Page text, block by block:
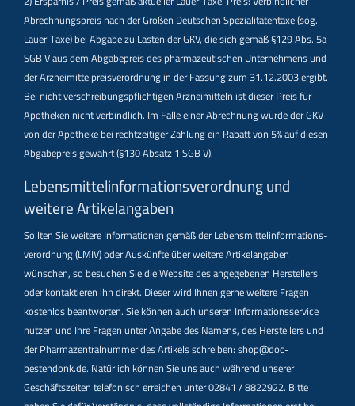
Abrechnungspreis nach der Großen Deutschen Spezialitätentaxe (sog.
Lauer-Taxe) bei Abgabe zu Lasten der GKV, die sich gemäß §129 Abs. 5a
SGB V aus dem Abgabepreis des pharmazeutischen Unternehmens und
der Arzneimittelpreisverordnung in der Fassung zum 31.12.2003 ergibt.
Bei nicht verschreibungspflichtigen Arzneimitteln ist dieser Preis für
Apotheken nicht verbindlich. Im Falle einer Abrechnung würde der GKV
von der Apotheke bei rechtzeitiger Zahlung ein Rabatt von 5% auf diesen
Abgabepreis gewährt (§130 Absatz 1 SGB V).
Lebensmittel­informations­verordnung und
weitere Artikelangaben
Sollten Sie weitere Informationen gemäß der Lebensmittel­informations­
verordnung (LMIV) oder Auskünfte über weitere Artikelangaben
wünschen, so besuchen Sie die Website des angegebenen Herstellers
oder kontaktieren ihn direkt. Dieser wird Ihnen gerne weitere Fragen
kostenlos beantworten. Sie können auch unseren Informationsservice
nutzen und Ihre Fragen unter Angabe des Namens, des Herstellers und
der Pharmazentralnummer des Artikels schreiben: shop@doc-
bestendonk.de. Natürlich können Sie uns auch während unserer
Geschäftszeiten telefonisch erreichen unter 02841 / 8822922. Bitte